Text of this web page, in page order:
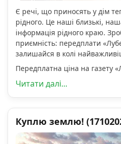
Є речі, що приносять у дім
рідного. Це наші близькі,
інформація рідного краю.
приємність: передплати
залишайся в колі
Передплатна ціна на газету
Читати далі...
Куплю землю!